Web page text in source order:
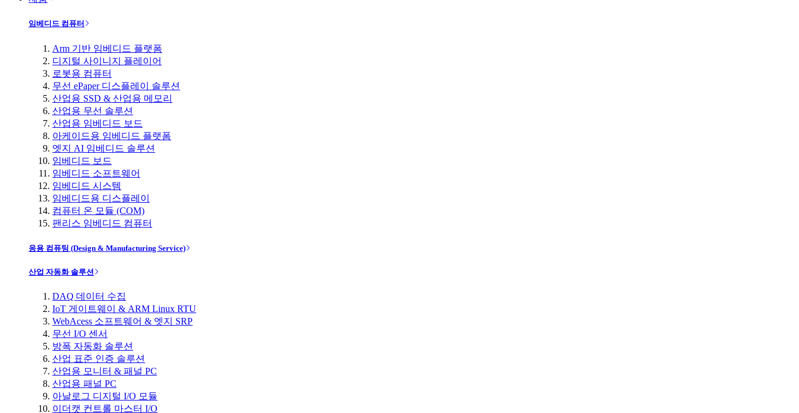
임베디드 컴퓨터
Arm 기반 임베디드 플랫폼
디지털 사이니지 플레이어
로봇용 컴퓨터
무선 ePaper 디스플레이 솔루션
산업용 SSD & 산업용 메모리
산업용 무선 솔루션
산업용 임베디드 보드
아케이드용 임베디드 플랫폼
엣지 AI 임베디드 솔루션
임베디드 보드
임베디드 소프트웨어
임베디드 시스템
임베디드용 디스플레이
컴퓨터 온 모듈 (COM)
팬리스 임베디드 컴퓨터
응용 컴퓨팅 (Design & Manufacturing Service)
산업 자동화 솔루션
DAQ 데이터 수집
IoT 게이트웨이 & ARM Linux RTU
WebAcess 소프트웨어 & 엣지 SRP
무선 I/O 센서
방폭 자동화 솔루션
산업 표준 인증 솔루션
산업용 모니터 & 패널 PC
산업용 패널 PC
아날로그 디지털 I/O 모듈
이더캣 컨트롤 마스터 I/O